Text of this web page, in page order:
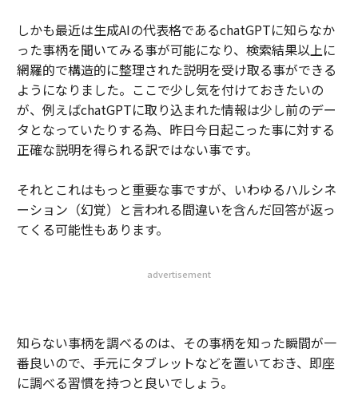
しかも最近は生成AIの代表格であるchatGPTに知らなか
った事柄を聞いてみる事が可能になり、検索結果以上に
網羅的で構造的に整理された説明を受け取る事ができる
ようになりました。ここで少し気を付けておきたいの
が、例えばchatGPTに取り込まれた情報は少し前のデー
タとなっていたりする為、昨日今日起こった事に対する
正確な説明を得られる訳ではない事です。
それとこれはもっと重要な事ですが、いわゆるハルシネ
ーション（幻覚）と言われる間違いを含んだ回答が返っ
てくる可能性もあります。
advertisement
知らない事柄を調べるのは、その事柄を知った瞬間が一
番良いので、手元にタブレットなどを置いておき、即座
に調べる習慣を持つと良いでしょう。